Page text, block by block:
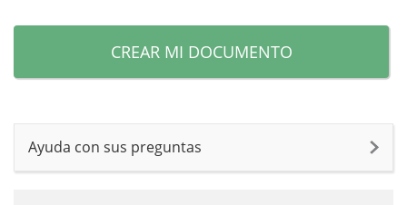
CREAR MI DOCUMENTO
Ayuda con sus preguntas